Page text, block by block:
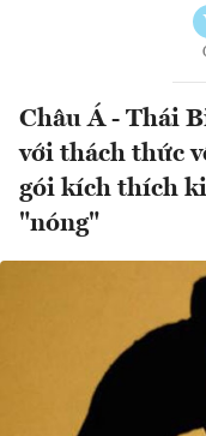
Châu Á - Thái
với thách thức
gói kích thích
"nóng"